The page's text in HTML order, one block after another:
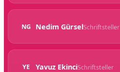
NG Nedim GürselSchriftsteller
YE Yavuz EkinciSchriftsteller